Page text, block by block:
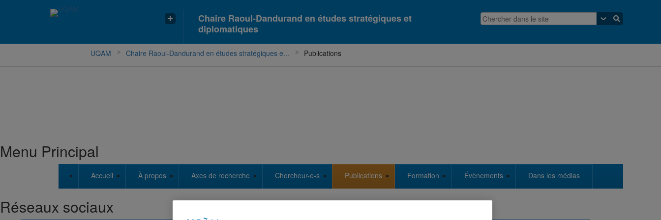
Chaire Raoul-Dandurand en études stratégiques et
diplomatiques
UQAM Chaire Raoul-Dandurand en études stratégiques e... Publications
Menu Principal
Accueil À propos Axes de recherche Chercheur-e-s Publications Formation Évènements Dans les médias
Réseaux sociaux